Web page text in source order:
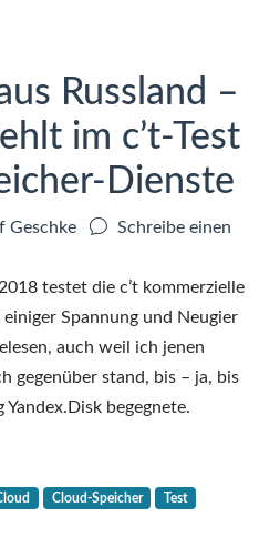
Russland –
im c’t-Test
Dienste
Geschke
Schreibe einen
testet die c’t kommerzielle
Spannung und Neugier
auch weil ich jenen
gegenüber stand, bis – ja, bis
begegnete.
Cloud-Speicher Test